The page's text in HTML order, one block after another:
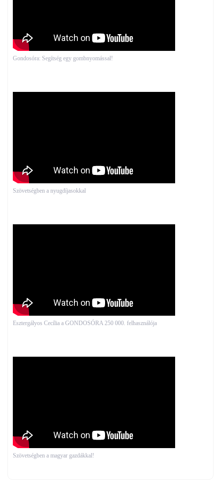
Gondosóra: Segítség egy gombnyomással!
Szövetségben a nyugdíjasokkal
Esztergályos Cecília a GONDOSÓRA 250 000. felhasználója
Szövetségben a magyar gazdákkal!